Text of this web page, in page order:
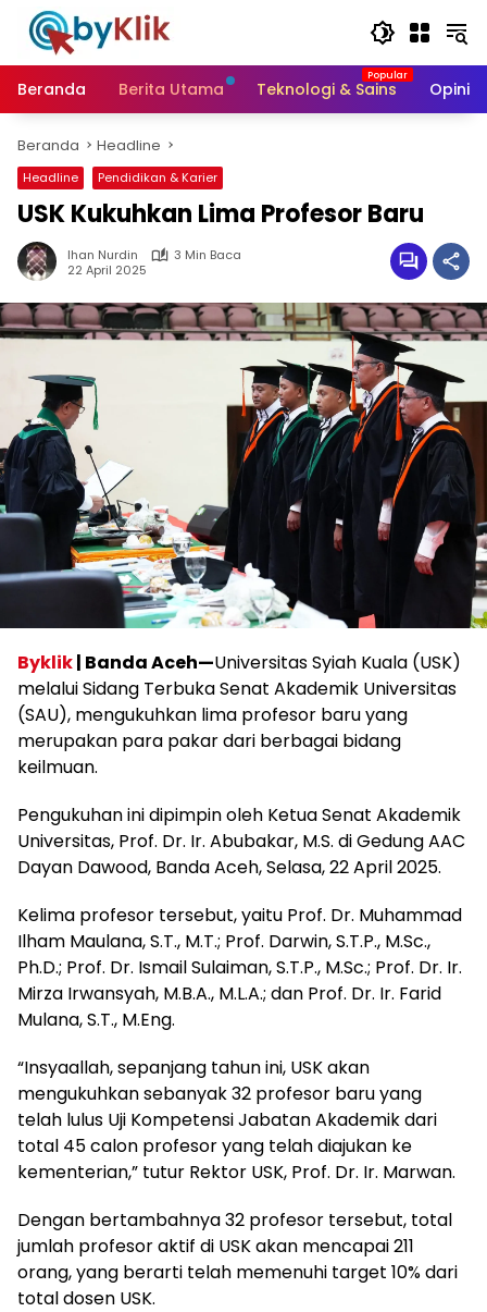
Langsung
konten
Beranda
Berita Utama Teknologi & Sains Opini
Beranda Headline
Headline Pendidikan & Karier
USK Kukuhkan Lima Profesor Baru
Ihan Nurdin
3 Min Baca
22 April 2025
Byklik| Banda Aceh—Universitas Syiah Kuala (USK)
melalui Sidang Terbuka Senat Akademik Universitas
(SAU), mengukuhkan lima profesor baru yang
merupakan para pakar dari berbagai bidang
keilmuan.
Pengukuhan ini dipimpin oleh Ketua Senat Akademik
Universitas, Prof. Dr. Ir. Abubakar, M.S. di Gedung AAC
Dayan Dawood, Banda Aceh, Selasa, 22 April 2025.
Kelima profesor tersebut, yaitu Prof. Dr. Muhammad
Ilham Maulana, S.T., M.T.; Prof. Darwin, S.T.P., M.Sc.,
Ph.D.; Prof. Dr. Ismail Sulaiman, S.T.P., M.Sc.; Prof. Dr. Ir.
Mirza Irwansyah, M.B.A., M.L.A.; dan Prof. Dr. Ir. Farid
Mulana, S.T., M.Eng.
“Insyaallah, sepanjang tahun ini, USK akan
mengukuhkan sebanyak 32 profesor baru yang
telah lulus Uji Kompetensi Jabatan Akademik dari
total 45 calon profesor yang telah diajukan ke
kementerian,” tutur Rektor USK, Prof. Dr. Ir. Marwan.
Dengan bertambahnya 32 profesor tersebut, total
jumlah profesor aktif di USK akan mencapai 211
orang, yang berarti telah memenuhi target 10% dari
total dosen USK.